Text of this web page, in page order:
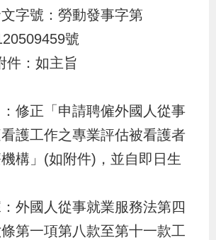
字號：勞動發事字第
號
如主旨
修正「申請聘僱外國人從事
護工作之專業評估被看護者
構」(如附件)，並自即日生
外國人從事就業服務法第四
第一項第八款至第十一款工